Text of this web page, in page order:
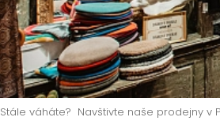
Stále váháte? Navštivte naše prodejny v